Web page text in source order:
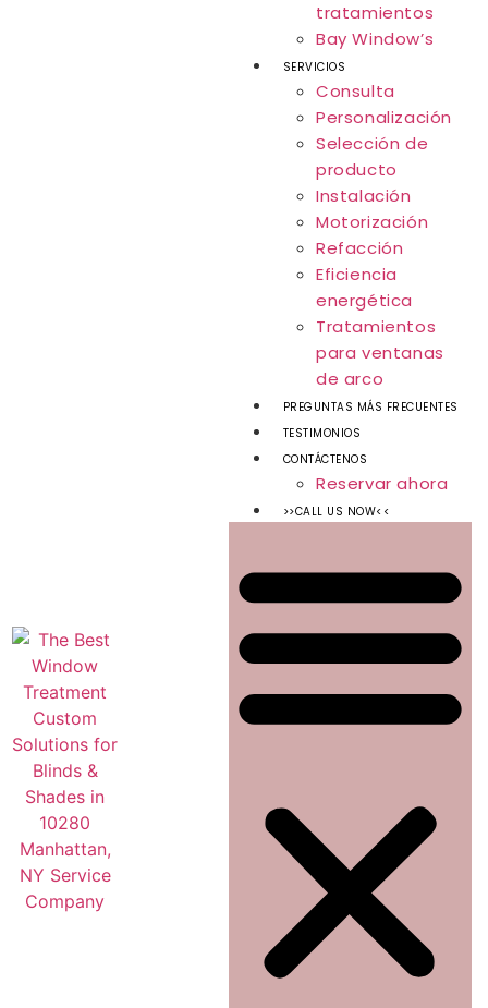
tratamientos
Bay Window’s
SERVICIOS
Consulta
Personalización
Selección de
producto
Instalación
Motorización
Refacción
Eficiencia
energética
Tratamientos
para ventanas
de arco
PREGUNTAS MÁS FRECUENTES
TESTIMONIOS
CONTÁCTENOS
Reservar ahora
>>CALL US NOW<<